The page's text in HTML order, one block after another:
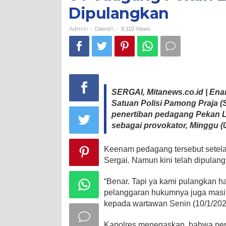
Dipulangkan
Dipulangkan
Admin - Daerah - 9,110 Views
SERGAI, Mitanews.co.id |
Satuan Polisi Pamong Praja
penertiban pedagang Pekan
sebagai provokator, Minggu
Keenam pedagang tersebut
Sergai. Namun kini telah
“Benar. Tapi ya kami pulangkan
pelanggaran hukumnya juga
kepada wartawan Senin (10/1/